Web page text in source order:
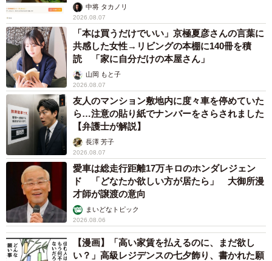
中将 タカノリ
2026.08.07
「本は買うだけでいい」京極夏彦さんの言葉に
共感した女性→リビングの本棚に140冊を積
読 「家に自分だけの本屋さん」
山岡 もと子
2026.08.07
友人のマンション敷地内に度々車を停めていた
ら…注意の貼り紙でナンバーをさらされました
【弁護士が解説】
長澤 芳子
2026.08.07
愛車は総走行距離17万キロのホンダレジェン
ド 「どなたか欲しい方が居たら」 大御所漫
才師が譲渡の意向
まいどなトピック
2026.08.06
【漫画】「高い家賃を払えるのに、まだ欲し
い？」高級レジデンスの七夕飾り、書かれた願